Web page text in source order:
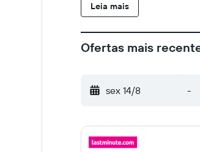
Leia mais
Ofertas mais
sex 14/8 -